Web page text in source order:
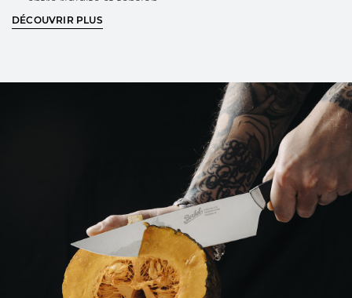
Meulage, trempe, satinage, affûtage réalisés selon des
thermoplastique spécial, si mouillé, il augmente le grip.
La bague postérieure garantit un équilibre parfait grâce
à l’insertion de bille en acier. « B » en relief !
Manche « technique » imprimé en polymère
thermoplastique avec poignée directe pour une
ergonomie maximale d’utilisation et suggérer la prise
EN SAVOIR PLUS
DÉCOUVRIR PLUS